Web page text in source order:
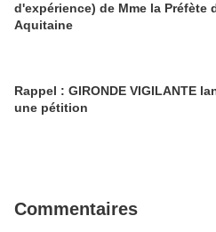
d'expérience) de Mme la Préfète
Aquitaine
Rappel : GIRONDE VIGILANTE
une pétition
Commentaires